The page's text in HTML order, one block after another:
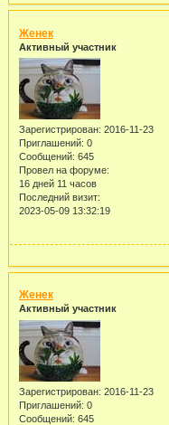
Женек
Активный участник
Зарегистрирован: 2016-11-23
Приглашений: 0
Сообщений: 645
Провел на форуме:
16 дней 11 часов
Последний визит:
2023-05-09 13:32:19
Женек
Активный участник
Зарегистрирован: 2016-11-23
Приглашений: 0
Сообщений: 645